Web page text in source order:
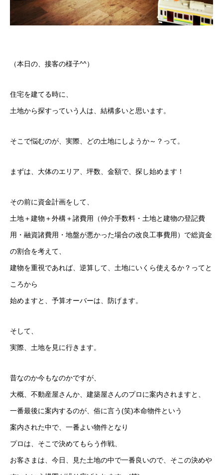
（本日の、接客の様子^^）
住宅を建てる時に、
土地から探すっていう人は、結構多いと思います。
そこで悩むのが、実際、どの土地にしようか～？って。
まずは、大体のエリア、坪数、金額で、探し始めます！
その前に資金計画をして、
土地＋建物＋外構＋諸費用（仲介手数料・土地と建物の登記費
用・融資諸費用・地盤が悪かった場合の改良工事費用）で総資金
の割合を考えて、
建物を重視であれば、逆算して、土地にいくら使えるか？ってと
ころから
始めますと、予算オーバーは、防げます。
そして、
実際、土地を見に行きます。
昔なのか今もなのかですが、
大概、不動産屋さんか、建築屋さんのプロに案内されますと、
一番最後に案内するのが、俗に言う(笑)本命物件という
案内された中で、一番よい物件となり
プロは、そこで決めてもらう作戦、
お客さまは、今日、見た土地の中で一番良いので、そこの決めや